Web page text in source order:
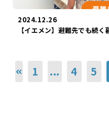
2024.12.26
【イエメン】避難先でも続
1 ... 4 5